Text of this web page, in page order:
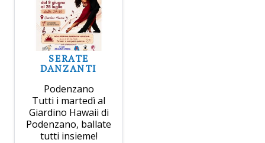
SERATE
DANZANTI
Podenzano
Tutti i martedì al
Giardino Hawaii di
Podenzano, ballate
tutti insieme!